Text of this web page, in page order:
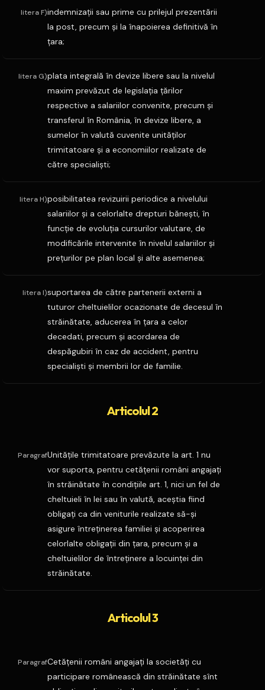
litera F)indemnizaţii sau prime cu prilejul prezentării
la post, precum şi la înapoierea definitivă în
ţara;
litera G)plata integrală în devize libere sau la nivelul
maxim prevăzut de legislaţia ţărilor
respective a salariilor convenite, precum şi
transferul în România, în devize libere, a
sumelor în valută cuvenite unităţilor
trimitatoare şi a economiilor realizate de
către specialişti;
litera H)posibilitatea revizuirii periodice a nivelului
salariilor şi a celorlalte drepturi băneşti, în
funcţie de evoluţia cursurilor valutare, de
modificările intervenite în nivelul salariilor şi
preţurilor pe plan local şi alte asemenea;
litera I)suportarea de către partenerii externi a
tuturor cheltuielilor ocazionate de decesul în
străinătate, aducerea în ţara a celor
decedati, precum şi acordarea de
despăgubiri în caz de accident, pentru
specialişti şi membrii lor de familie.
Articolul 2
ParagrafUnităţile trimitatoare prevăzute la art. 1 nu
vor suporta, pentru cetăţenii români angajaţi
în străinătate în condiţiile art. 1, nici un fel de
cheltuieli în lei sau în valută, aceştia fiind
obligaţi ca din veniturile realizate să-şi
asigure întreţinerea familiei şi acoperirea
celorlalte obligaţii din ţara, precum şi a
cheltuielilor de întreţinere a locuinţei din
străinătate.
Articolul 3
ParagrafCetăţenii români angajaţi la societăţi cu
participare românească din străinătate sînt